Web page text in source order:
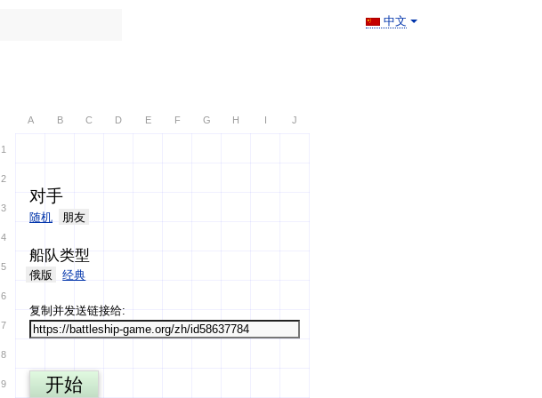
中文
1
A B C D E F G H I J
2
3
4
5
6
7
8
9
对手
随机 朋友
船队类型
俄版 经典
复制并发送链接给:
开始